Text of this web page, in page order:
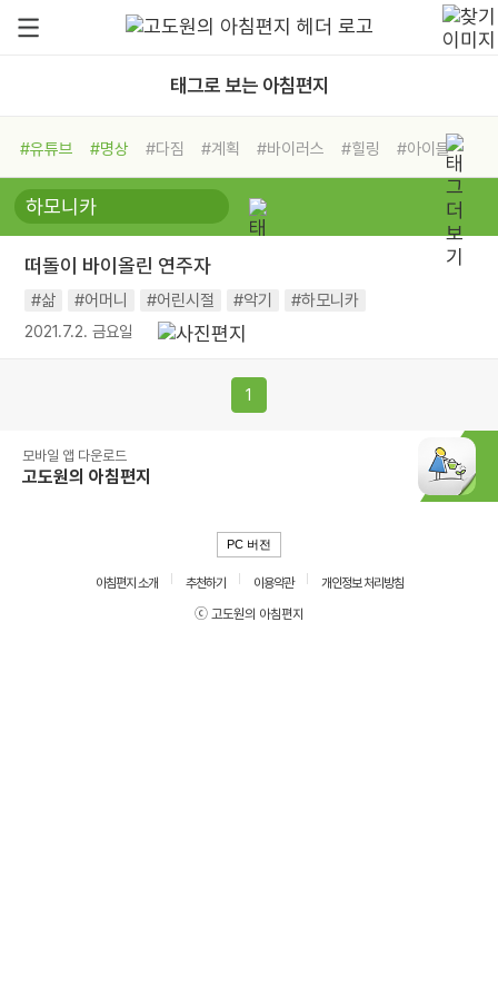
태그로 보는 아침편지
#유튜브 #명상 #다짐 #계획 #바이러스 #힐링
#아이들
#비전캠프
#독서캠프 #삶
#희망
#나눔 #친구 #링컨학교
#독서
#건강 #면역력
떠돌이 바이올린 연주자
#삶 #어머니 #어린시절 #악기 #하모니카
2021.7.2. 금요일
1
모바일 앱 다운로드
고도원의 아침편지
PC 버전
아침편지 소개 추천하기 이용약관
개인정보 처리방침
ⓒ 고도원의 아침편지